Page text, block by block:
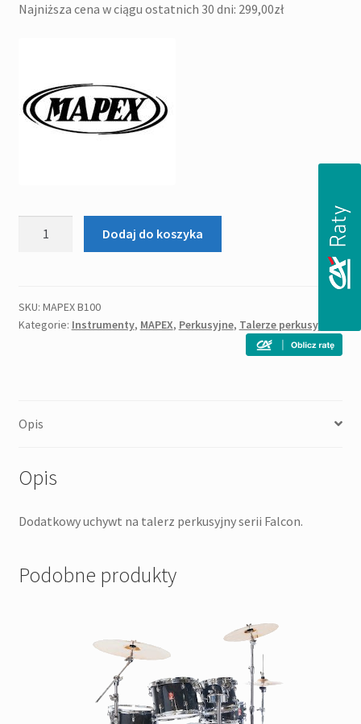
Najniższa cena w ciągu ostatnich 30 dni: 299,00zł
-
MAPEX
Dodaj do koszyka
SKU: MAPEX B100
Kategorie: Instrumenty, MAPEX, Perkusyjne, Talerze perkusyjne
Opis
Opis
Dodatkowy uchywt na talerz perkusyjny serii Falcon.
Podobne produkty